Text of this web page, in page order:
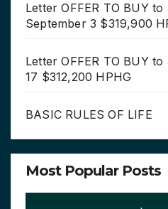
Letter OFFER TO BUY to
September 3 $319,900
Letter OFFER TO BUY
17 $312,200 HPHG
BASIC RULES OF LIFE
Most Popular Posts